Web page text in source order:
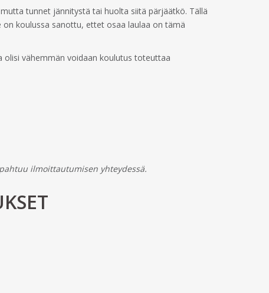
tunnet jännitystä tai huolta siitä pärjäätkö. Tällä
koulussa sanottu, ettet osaa laulaa on tämä
olisi vähemmän voidaan koulutus toteuttaa
ilmoittautumisen yhteydessä.